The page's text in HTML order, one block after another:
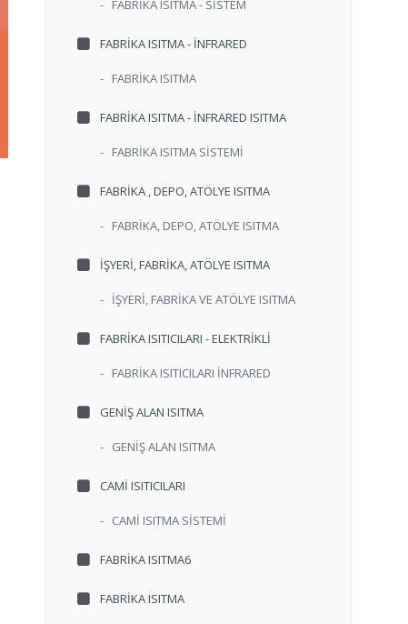
- FABRİKA ISITMA - SİSTEM
FABRİKA ISITMA - İNFRARED
- FABRİKA ISITMA
FABRİKA ISITMA - İNFRARED ISITMA
- FABRİKA ISITMA SİSTEMİ
FABRİKA , DEPO, ATÖLYE ISITMA
- FABRİKA, DEPO, ATÖLYE ISITMA
İŞYERİ, FABRİKA, ATÖLYE ISITMA
- İŞYERİ, FABRİKA VE ATÖLYE ISITMA
FABRİKA ISITICILARI - ELEKTRİKLİ
- FABRİKA ISITICILARI İNFRARED
GENİŞ ALAN ISITMA
- GENİŞ ALAN ISITMA
CAMI ISITICILARI
- CAMİ ISITMA SİSTEMİ
FABRIKA ISITMA6
FABRIKA ISITMA